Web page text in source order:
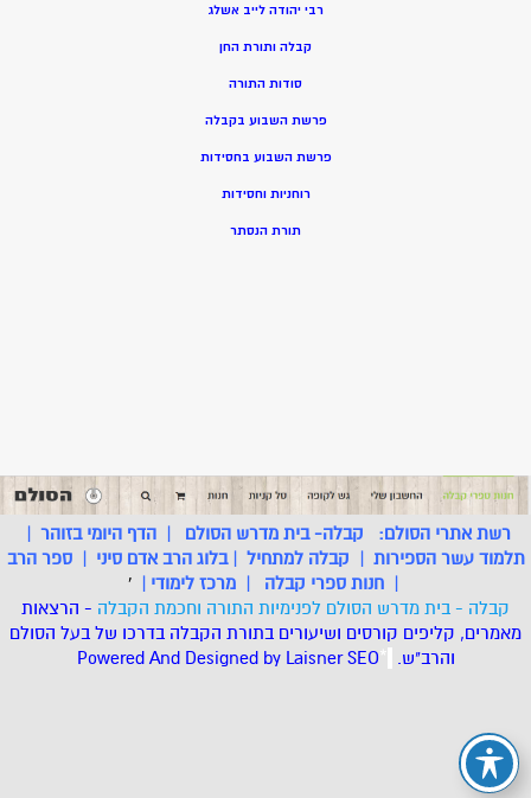
רבי יהודה לייב אשלג
קבלה ותורת החן
סודות התורה
פרשת השבוע בקבלה
פרשת השבוע בחסידות
רוחניות וחסידות
תורת הנסתר
רשת אתרי הסולם: קבלה- בית מדרש הסולם |הדף היומי בזוהר |
תלמוד עשר הספירות | קבלה למתחיל |בלוג הרב אדם סיני |ספר הרב
| חנות ספרי קבלה | מרכז לימודי |
'
קבלה - בית מדרש הסולם לפנימיות התורה וחכמת הקבלה - הרצאות
מאמרים, קליפים קורסים ושיעורים בתורת הקבלה בדרכו של בעל הסולם
והרב"ש.
*
Powered And Designed by LaisnerSEO